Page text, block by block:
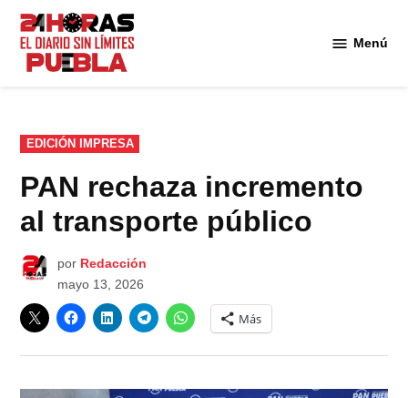
Saltar
contenido
Menú
PUBLICADO
EN
EDICIÓN IMPRESA
PAN rechaza incremento
al transporte público
por Redacción
mayo 13, 2026
Más